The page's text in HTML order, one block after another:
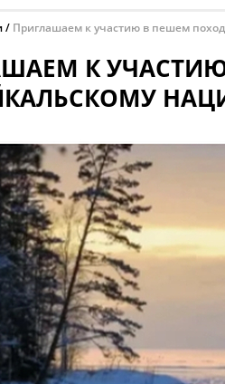
Приглашаем к участию в пешем
К